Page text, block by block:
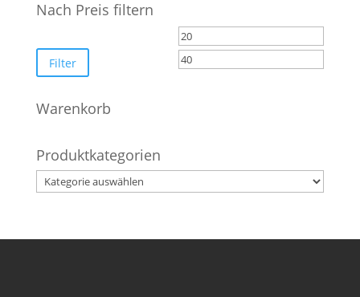
Nach Preis filtern
Min.
Preis
Filter
Warenkorb
Produktkategorien